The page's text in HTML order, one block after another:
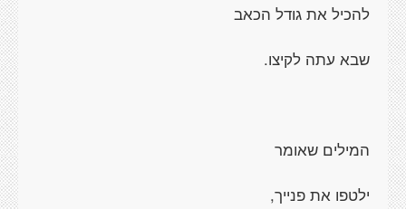
להכיל את גודל הכאב
שבא עתה לקיצו.
המילים שאומר
ילטפו את פנייך,